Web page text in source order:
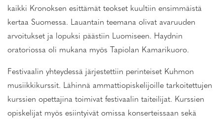
kaikki Kronoksen esittämät teokset kuultiin ensimmäistä
kertaa Suomessa. Lauantain teemana olivat avaruuden
arvoitukset ja lopuksi päästiin Luomiseen. Haydnin
oratoriossa oli mukana myös Tapiolan Kamarikuoro.
Festivaalin yhteydessä järjestettiin perinteiset Kuhmon
musiikkikurssit. Lähinnä ammattiopiskelijoille tarkoitettujen
kurssien opettajina toimivat festivaalin taiteilijat. Kurssien
opiskelijat myös esiintyivät omissa konserteissaan sekä